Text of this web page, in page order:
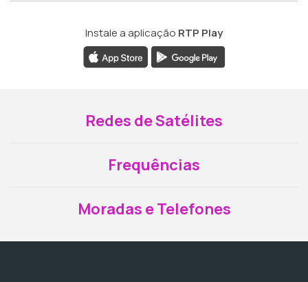
Instale a aplicação RTP Play
Redes de Satélites
Frequências
Moradas e Telefones